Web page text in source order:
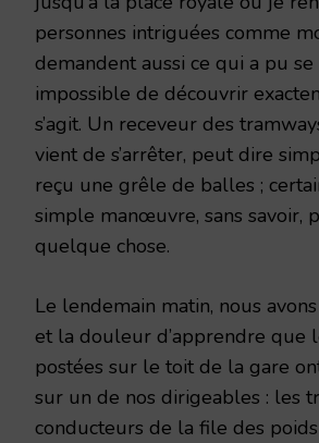
personnes intriguées comme
demandent aussi ce qui a pu
impossible de découvrir
s’agit. Un receveur des
vient de s’arrêter, peut dire
reçu une grêle de balles ;
simple manœuvre, sans savoir,
quelque chose.
Le lendemain matin, nous
et la douleur d’apprendre que
postées sur le toit de la gare
sur un de nos dirigeables : les
conducteurs de la file des